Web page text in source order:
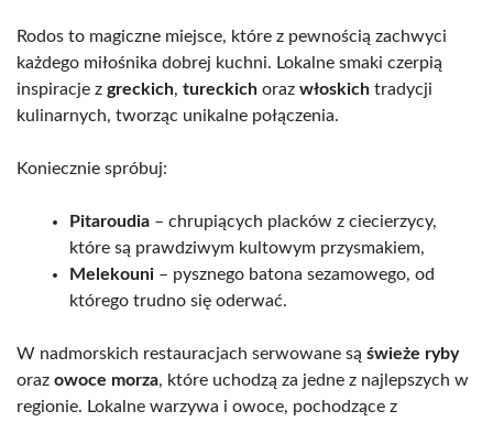
Rodos to magiczne miejsce, które z pewnością zachwyci
każdego miłośnika dobrej kuchni. Lokalne smaki czerpią
inspiracje z greckich, tureckich oraz włoskich tradycji
kulinarnych, tworząc unikalne połączenia.
Koniecznie spróbuj:
Pitaroudia – chrupiących placków z ciecierzycy,
które są prawdziwym kultowym przysmakiem,
Melekouni – pysznego batona sezamowego, od
którego trudno się oderwać.
W nadmorskich restauracjach serwowane są świeże ryby
oraz owoce morza, które uchodzą za jedne z najlepszych w
regionie. Lokalne warzywa i owoce, pochodzące z